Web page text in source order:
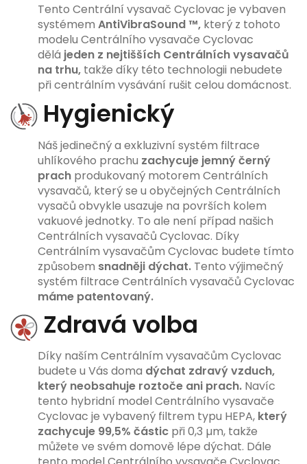
Tento Centrální vysavač Cyclovac je vybaven
systémem AntiVibraSound ™, který z tohoto
modelu Centrálního vysavače Cyclovac
dělá jeden z nejtišších Centrálních vysavačů
na trhu, takže díky této technologii nebudete
při centrálním vysávání rušit celou domácnost.
Hygienický
Náš jedinečný a exkluzivní systém filtrace
uhlíkového prachu zachycuje jemný černý
prach produkovaný motorem Centrálních
vysavačů, který se u obyčejných Centrálních
vysačů obvykle usazuje na površích kolem
vakuové jednotky. To ale není případ našich
Centrálních vysavačů Cyclovac. Díky
Centrálním vysavačům Cyclovac budete tímto
způsobem snadněji dýchat. Tento výjimečný
systém filtrace Centrálních vysavačů Cyclovac
máme patentovaný.
Zdravá volba
Díky naším Centrálním vysavačům Cyclovac
budete u Vás doma dýchat zdravý vzduch,
který neobsahuje roztoče ani prach. Navíc
tento hybridní model Centrálního vysavače
Cyclovac je vybavený filtrem typu HEPA, který
zachycuje 99,5% částic při 0,3 µm, takže
můžete ve svém domově lépe dýchat. Dále